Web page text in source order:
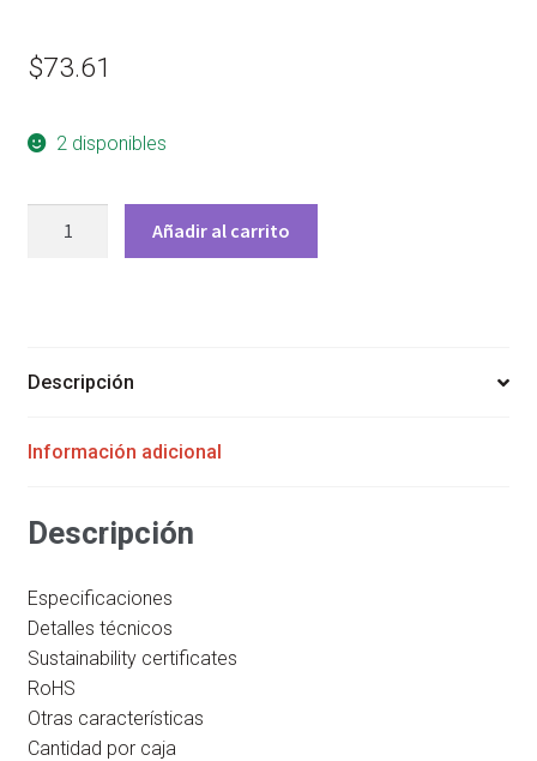
$73.61
2 disponibles
ENGANCHES
45
-
RJ-
MACHO
1.8
METROS
PURPURA
cantidad
Añadir al carrito
Descripción
Información adicional
Descripción
Especificaciones
Detalles técnicos
Sustainability certificates
RoHS
Otras características
Cantidad por caja